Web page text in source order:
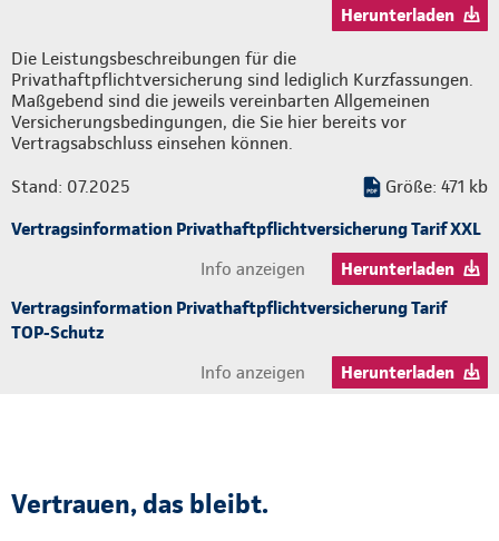
Herunterladen
Die Leistungsbeschreibungen für die
Privathaftpflichtversicherung sind lediglich Kurzfassungen.
Maßgebend sind die jeweils vereinbarten Allgemeinen
Versicherungsbedingungen, die Sie hier bereits vor
Vertragsabschluss einsehen können.
Stand: 07.2025
Größe: 471 kb
Vertragsinformation Privathaftpflichtversicherung Tarif XXL
Info anzeigen
Herunterladen
Vertragsinformation Privathaftpflichtversicherung Tarif
TOP-Schutz
Info anzeigen
Herunterladen
Vertrauen, das bleibt.